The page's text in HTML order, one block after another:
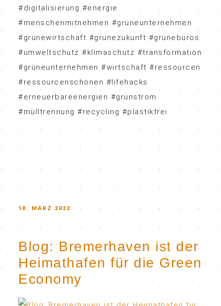
#digitalisierung #energie
#menschenmitnehmen #grüneunternehmen
#grünewirtschaft #grünezukunft #grünebüros
#umweltschutz #klimaschutz #transformation
#grüneunternehmen #wirtschaft #ressourcen
#ressourcenschonen #lifehacks
#erneuerbareenergien #grünstrom
#mülltrennung #recycling #plastikfrei
POSTED
18. MÄRZ 2022
Blog: Bremerhaven ist der
Heimathafen für die Green
Economy